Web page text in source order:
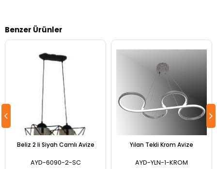
Benzer Ürünler
Beliz 2 li Siyah Camlı Avize
AYD-6090-2-SC
Yılan Tekli Krom Avize
AYD-YLN-1-KROM